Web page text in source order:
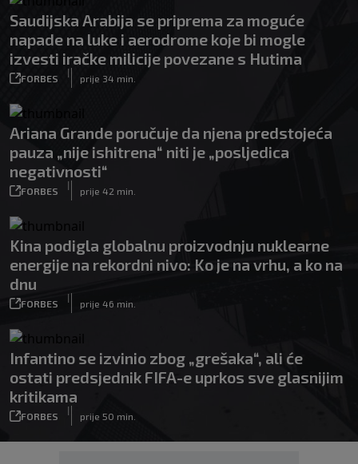
Saudijska Arabija se priprema za moguće
napade na luke i aerodrome koje bi mogle
izvesti iračke milicije povezane s Hutima
FORBES
|
prije 34 min.
Ariana Grande poručuje da njena predstojeća
pauza „nije ishitrena“ niti je „posljedica
negativnosti“
FORBES
|
prije 42 min.
Kina podigla globalnu proizvodnju nuklearne
energije na rekordni nivo: Ko je na vrhu, a ko na
dnu
FORBES
|
prije 46 min.
Infantino se izvinio zbog „grešaka“, ali će
ostati predsjednik FIFA-e uprkos sve glasnijim
kritikama
FORBES
|
prije 50 min.